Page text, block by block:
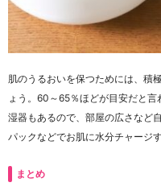
肌のうるおいを保つためには、積
ょう。60～65％ほどが目安だと
湿器もあるので、部屋の広さなど
パックなどでお肌に水分チャージ
まとめ